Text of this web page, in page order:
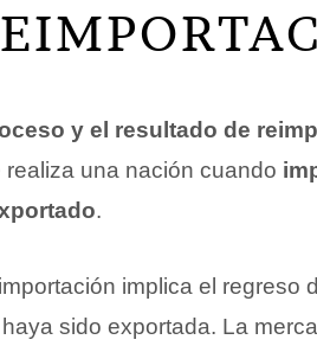
y el resultado de
una nación cuando
.
implica el regreso
sido exportada. La